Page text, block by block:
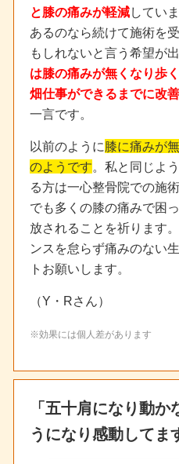
と膝の痛みが軽減してい
あるのなら続けて施術を
もしれないと言う希望が
は膝の痛みが無くなり歩
畑仕事ができるまでに改善
一言です。
以前のように膝に痛みが
のようです。私と同じよ
る方は一心整骨院での施
でも多くの膝の痛みで困
放されることを祈ります
ンスを怠らず痛みのない
トお願いします。
（Y・Rさん）
※効果には個人差があります
「五十肩になり動
うになり感動してま